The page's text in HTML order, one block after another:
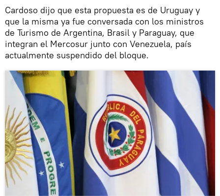
Cardoso dijo que esta propuesta es de Uruguay y
que la misma ya fue conversada con los ministros
de Turismo de Argentina, Brasil y Paraguay, que
integran el Mercosur junto con Venezuela, país
actualmente suspendido del bloque.